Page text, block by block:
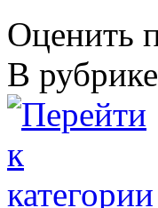
Оценить
В рубрике